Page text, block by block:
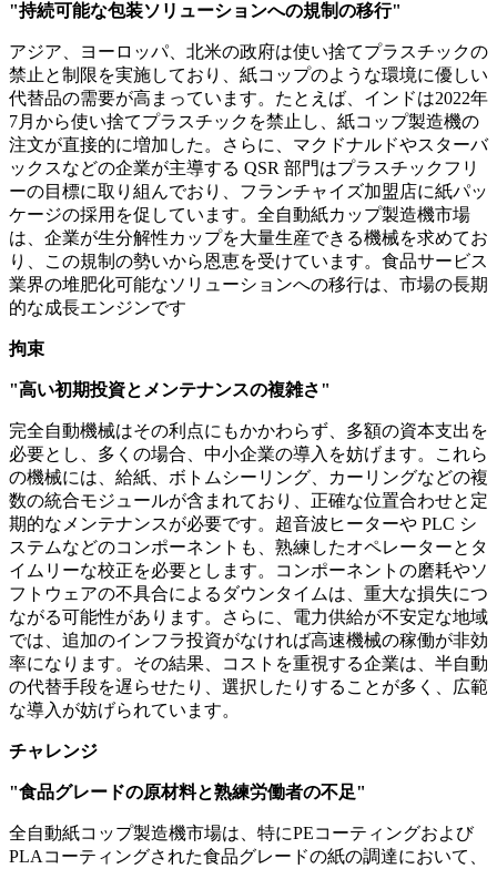
"持続可能な包装ソリューションへの規制の移行"
アジア、ヨーロッパ、北米の政府は使い捨てプラスチックの
禁止と制限を実施しており、紙コップのような環境に優しい
代替品の需要が高まっています。たとえば、インドは2022年
7月から使い捨てプラスチックを禁止し、紙コップ製造機の
注文が直接的に増加した。さらに、マクドナルドやスターバ
ックスなどの企業が主導する QSR 部門はプラスチックフリ
ーの目標に取り組んでおり、フランチャイズ加盟店に紙パッ
ケージの採用を促しています。全自動紙カップ製造機市場
は、企業が生分解性カップを大量生産できる機械を求めてお
り、この規制の勢いから恩恵を受けています。食品サービス
業界の堆肥化可能なソリューションへの移行は、市場の長期
的な成長エンジンです
拘束
"高い初期投資とメンテナンスの複雑さ"
完全自動機械はその利点にもかかわらず、多額の資本支出を
必要とし、多くの場合、中小企業の導入を妨げます。これら
の機械には、給紙、ボトムシーリング、カーリングなどの複
数の統合モジュールが含まれており、正確な位置合わせと定
期的なメンテナンスが必要です。超音波ヒーターや PLC シ
ステムなどのコンポーネントも、熟練したオペレーターとタ
イムリーな校正を必要とします。コンポーネントの磨耗やソ
フトウェアの不具合によるダウンタイムは、重大な損失につ
ながる可能性があります。さらに、電力供給が不安定な地域
では、追加のインフラ投資がなければ高速機械の稼働が非効
率になります。その結果、コストを重視する企業は、半自動
の代替手段を遅らせたり、選択したりすることが多く、広範
な導入が妨げられています。
チャレンジ
"食品グレードの原材料と熟練労働者の不足"
全自動紙コップ製造機市場は、特にPEコーティングおよび
PLAコーティングされた食品グレードの紙の調達において、